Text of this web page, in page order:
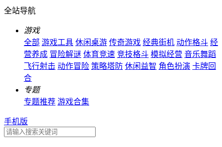
全站导航
游戏
全部 游戏工具 休闲桌游 传奇游戏 经典街机 动作格斗 经
营养成 冒险解谜 体育竞速 竞技格斗 模拟经营 音乐舞蹈
飞行射击 动作冒险 策略塔防 休闲益智 角色扮演 卡牌回
合
专题
专题推荐 游戏合集
手机版